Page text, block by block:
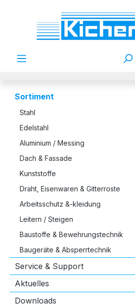
Zum Hauptinhalt springen
Sortiment
Stahl
Edelstahl
Aluminium / Messing
Dach & Fassade
Kunststoffe
Draht, Eisenwaren & Gitterroste
Arbeitsschutz &-kleidung
Leitern / Steigen
Baustoffe & Bewehrungstechnik
Baugeräte & Absperrtechnik
Service & Support
Aktuelles
Downloads